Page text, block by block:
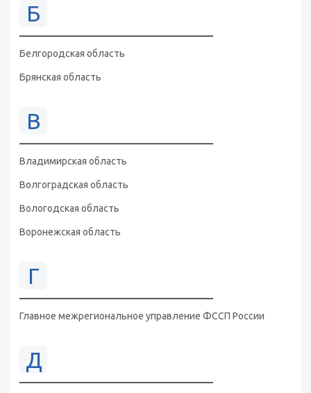
Б
Белгородская область
Брянская область
В
Владимирская область
Волгоградская область
Вологодская область
Воронежская область
Г
Главное межрегиональное управление ФССП России
Д